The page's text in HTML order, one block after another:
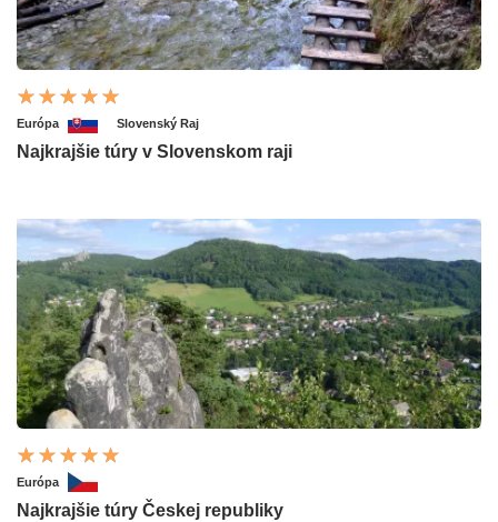
Európa Slovenský Raj
Najkrajšie túry v Slovenskom raji
Európa
Najkrajšie túry Českej republiky